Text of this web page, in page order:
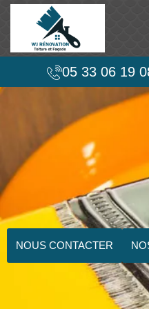
05 33 06 19
NOUS CONTACTER